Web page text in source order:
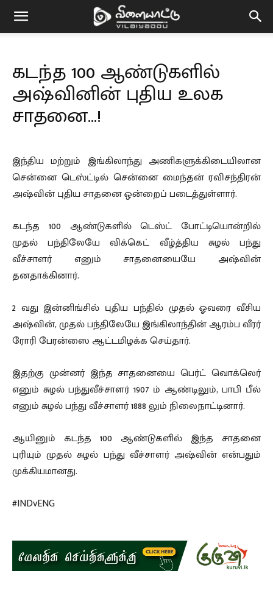
Vilaiyaddu
கடந்த 100 ஆண்டுகளில்
அஷ்வினின் புதிய உலக
சாதனை…!
இந்திய மற்றும் இங்கிலாந்து அணிகளுக்கிடையிலான
சென்னை டெஸ்ட்டில் சென்னை மைந்தன் ரவிசந்திரன்
அஷ்வின் புதிய சாதனை ஒன்றைப் படைத்துள்ளார்.
கடந்த 100 ஆண்டுகளில் டெஸ்ட் போட்டியொன்றில்
முதல் பந்திலேயே விக்கெட் வீழ்த்திய சுழல் பந்து
வீச்சாளர் எனும் சாதனையையே அஷ்வின்
தனதாக்கினார்.
2 வது இன்னிங்சில் புதிய பந்தில் முதல் ஓவரை வீசிய
அஷ்வின், முதல் பந்திலேயே இங்கிலாந்தின் ஆரம்ப வீரர்
ரோரி பேரன்ஸை ஆட்டமிழக்க செய்தார்.
இதற்கு முன்னர் இந்த சாதனையை பெர்ட் வொக்லெர்
எனும் சுழல் பந்துவீச்சாளர் 1907 ம் ஆண்டிலும், பாபி பீல்
எனும் சுழல் பந்து வீச்சாளர் 1888 லும் நிலைநாட்டினார்.
ஆயினும் கடந்த 100 ஆண்டுகளில் இந்த சாதனை
புரியும் முதல் சுழல் பந்து வீச்சாளர் அஷ்வின் என்பதும்
முக்கியமானது.
#INDvENG